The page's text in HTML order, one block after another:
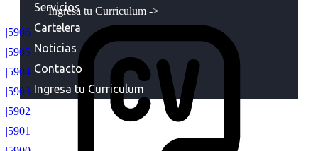
Ingresa tu Curriculum ->
Servicios
Cartelera
Noticias
Contacto
Ingresa tu Curriculum
|5906
|5905
|5904
|5903
|5902
|5901